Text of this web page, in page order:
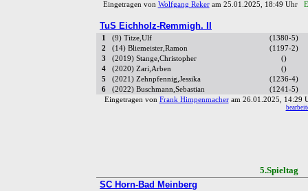
Eingetragen von Wolfgang Rekeram 25.01.2025, 18:49 Uhr
TuS Eichholz-Remmigh. II
1 (9) Titze,Ulf
(1380-5)
2
(14) Bliemeister,Ramon
(1197-2)
3
(2019) Stange,Christopher
()
4
(2020) Zari,Arben
()
5
(2021) Zehnpfennig,Jessika
(1236-4)
6
(2022) Buschmann,Sebastian
(1241-5)
Eingetragen von Frank Himpenmacheram 26.01.2025,
SC Horn-Bad Meinberg